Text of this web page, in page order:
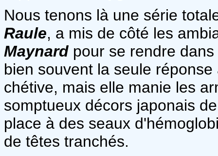
Nous tenons là une série
Raule, a mis de côté les
Maynard pour se rendre
bien souvent la seule
chétive, mais elle manie les
somptueux décors japonais
place à des seaux
de têtes tranchés.